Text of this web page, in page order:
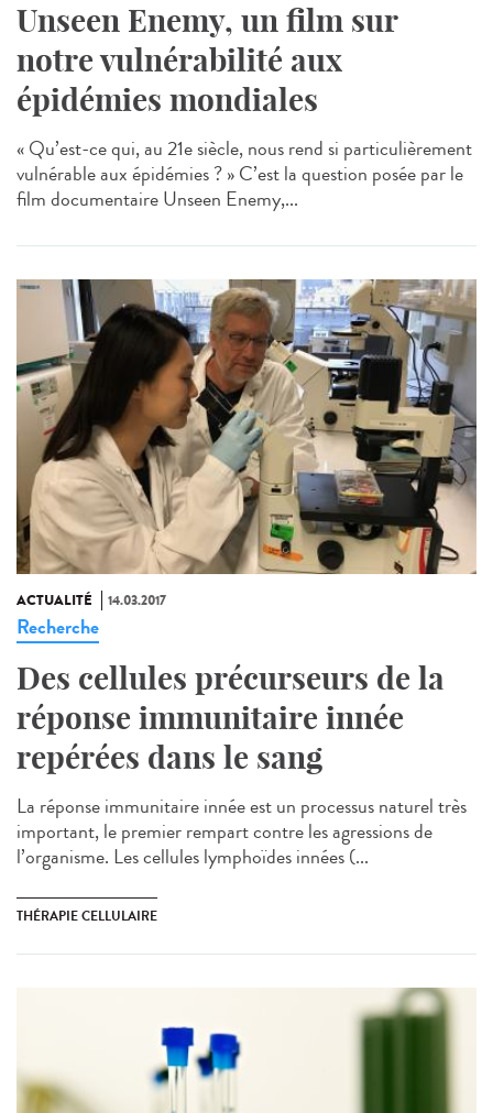
Unseen Enemy, un film sur
notre vulnérabilité aux
épidémies mondiales
« Qu’est-ce qui, au 21e siècle, nous rend si particulièrement
vulnérable aux épidémies ? » C’est la question posée par le
film documentaire Unseen Enemy,...
ACTUALITÉ 14.03.2017
Recherche
Des cellules précurseurs de la
réponse immunitaire innée
repérées dans le sang
La réponse immunitaire innée est un processus naturel très
important, le premier rempart contre les agressions de
l’organisme. Les cellules lymphoïdes innées (...
THÉRAPIE CELLULAIRE